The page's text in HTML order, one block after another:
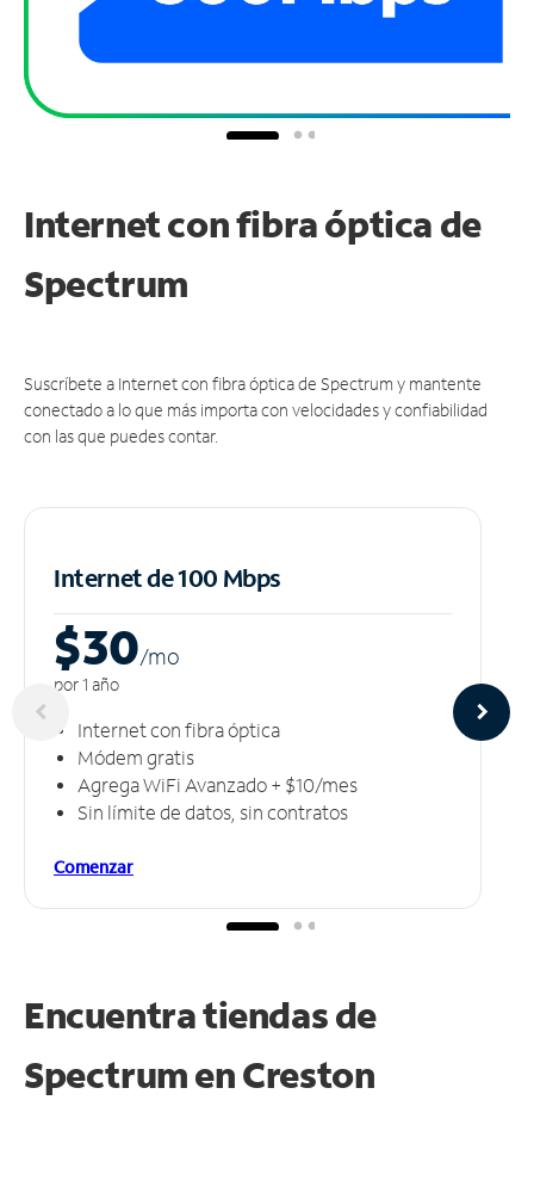
Internet con fibra óptica de
Spectrum
Suscríbete a Internet con fibra óptica de Spectrum y mantente
conectado a lo que más importa con velocidades y confiabilidad
con las que puedes contar.
Internet de 100 Mbps
$30/mo
por 1 año
Internet con fibra óptica
Módem gratis
Agrega WiFi Avanzado + $10/mes
Sin límite de datos, sin contratos
Comenzar
Encuentra tiendas de
Spectrum enCreston